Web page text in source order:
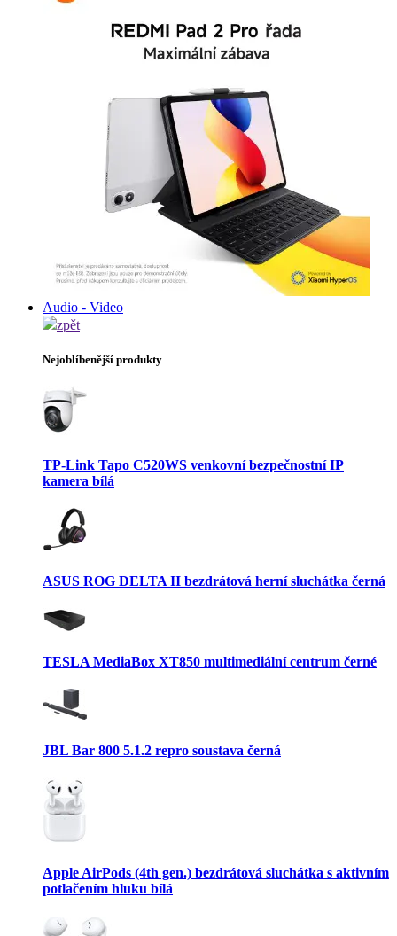
Audio - Video
zpět
Nejoblíbenější produkty
TP-Link Tapo C520WS venkovní bezpečnostní IP
kamera bílá
ASUS ROG DELTA II bezdrátová herní sluchátka černá
TESLA MediaBox XT850 multimediální centrum černé
JBL Bar 800 5.1.2 repro soustava černá
Apple AirPods (4th gen.) bezdrátová sluchátka s aktivním
potlačením hluku bílá